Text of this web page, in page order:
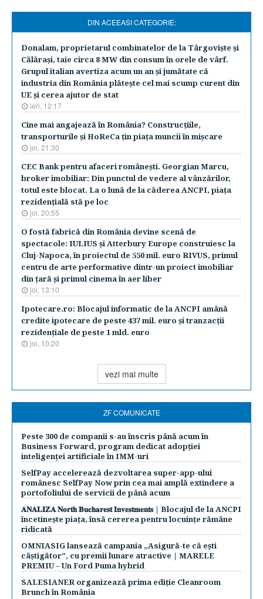
DIN ACEEASI CATEGORIE:
Donalam, proprietarul combinatelor de la Târgovişte şi
Călăraşi, taie circa 8 MW din consum în orele de vârf.
Grupul italian avertiza acum un an şi jumătate că
industria din România plăteşte cel mai scump curent din
UE şi cerea ajutor de stat
ieri, 12:17
Cine mai angajează în România? Construcţiile,
transporturile şi HoReCa ţin piaţa muncii în mişcare
joi, 21:30
CEC Bank pentru afaceri româneşti. Georgian Marcu,
broker imobiliar: Din punctul de vedere al vânzărilor,
totul este blocat. La o lună de la căderea ANCPI, piaţa
rezidenţială stă pe loc
joi, 20:55
O fostă fabrică din România devine scenă de
spectacole: IULIUS şi Atterbury Europe construiesc la
Cluj-Napoca, în proiectul de 550 mil. euro RIVUS, primul
centru de arte performative dintr-un proiect imobiliar
din ţară şi primul cinema în aer liber
joi, 13:10
Ipotecare.ro: Blocajul informatic de la ANCPI amână
credite ipotecare de peste 437 mil. euro şi tranzacţii
rezidenţiale de peste 1 mld. euro
joi, 10:20
vezi mai multe
ZF COMUNICATE
Peste 300 de companii s-au înscris până acum în
Business Forward, program dedicat adopției
inteligenței artificiale în IMM-uri
SelfPay accelerează dezvoltarea super-app-ului
românesc SelfPay Now prin cea mai amplă extindere a
portofoliului de servicii de până acum
𝐀𝐍𝐀𝐋𝐈𝐙𝐀 𝐍𝐨𝐫𝐭𝐡 𝐁𝐮𝐜𝐡𝐚𝐫𝐞𝐬𝐭 𝐈𝐧𝐯𝐞𝐬𝐭𝐦𝐞𝐧𝐭𝐬 | Blocajul de la ANCPI
încetinește piața, însă cererea pentru locuințe rămâne
ridicată
OMNIASIG lansează campania „Asigură-te că ești
câștigător”, cu premii lunare atractive | MARELE
PREMIU – Un Ford Puma hybrid
SALESIANER organizează prima ediție Cleanroom
Brunch în România